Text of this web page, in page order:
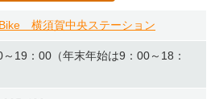
横須賀中央ステーション
19：00（年末年始は9：00～18：